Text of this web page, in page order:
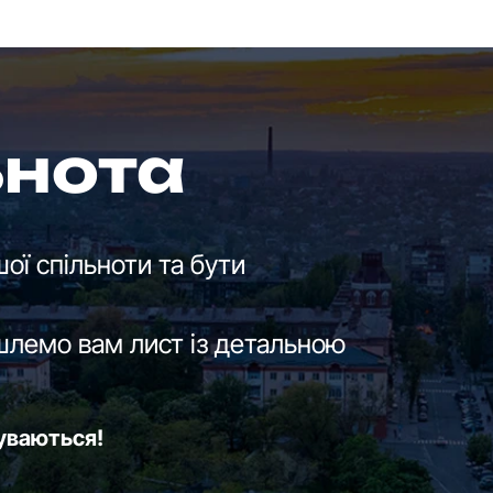
спільноти та бути
вам лист із детальною